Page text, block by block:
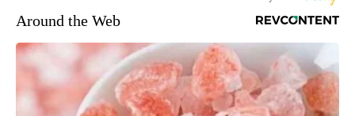
Around the Web